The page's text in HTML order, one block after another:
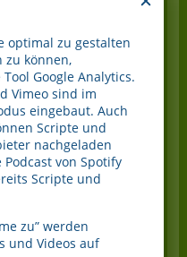
in Meditation und
zu je 3 Tagen und
laden wir herzlich zu einem
diesem Tag haben Sie die
seine Arbeit näher
Trauma Heilung
2013
im Laufe des Jahres
das schon vom
“Mobbing: Im Würgegriff
optimal zu gestalten
zu können,
Google Analytics.
Vimeo sind im
eingebaut. Auch
Scripte und
nachgeladen
von Spotify
Scripte und
zu” werden
und Videos auf